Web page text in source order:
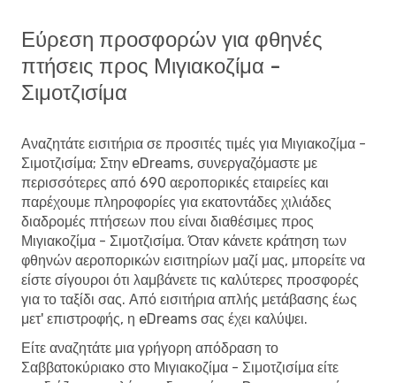
Εύρεση προσφορών για φθηνές
πτήσεις προς Μιγιακοζίμα -
Σιμοτζισίμα
Αναζητάτε εισιτήρια σε προσιτές τιμές για Μιγιακοζίμα -
Σιμοτζισίμα; Στην eDreams, συνεργαζόμαστε με
περισσότερες από 690 αεροπορικές εταιρείες και
παρέχουμε πληροφορίες για εκατοντάδες χιλιάδες
διαδρομές πτήσεων που είναι διαθέσιμες προς
Μιγιακοζίμα - Σιμοτζισίμα. Όταν κάνετε κράτηση των
φθηνών αεροπορικών εισιτηρίων μαζί μας, μπορείτε να
είστε σίγουροι ότι λαμβάνετε τις καλύτερες προσφορές
για το ταξίδι σας. Από εισιτήρια απλής μετάβασης έως
μετ' επιστροφής, η eDreams σας έχει καλύψει.
Είτε αναζητάτε μια γρήγορη απόδραση το
Σαββατοκύριακο στο Μιγιακοζίμα - Σιμοτζισίμα είτε